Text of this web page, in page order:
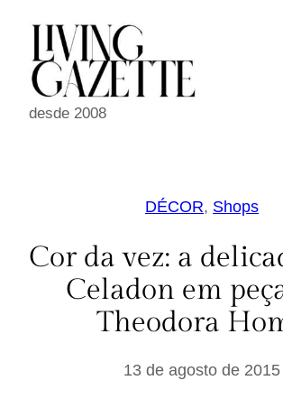
conteúdo
desde 2008
DÉCOR, Shops
Cor da vez: a
Celadon em
Theodora
13 de agosto de 2015